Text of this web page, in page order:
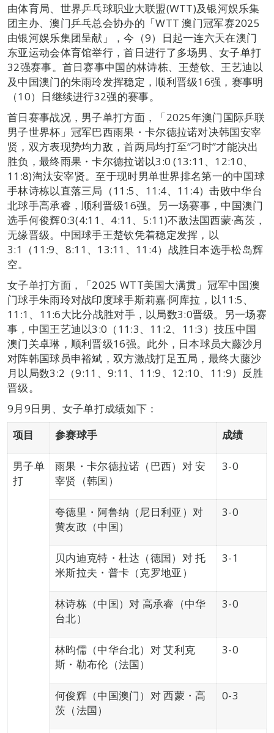
由体育局、世界乒乓球职业大联盟(WTT)及银河娱乐集
团主办、澳门乒乓总会协办的「WTT 澳门冠军赛2025
由银河娱乐集团呈献」，今（9）日起一连六天在澳门
东亚运动会体育馆举行，首日进行了多场男、女子单打
32强赛事。首日赛事中国的林诗栋、王楚钦、王艺迪以
及中国澳门的朱雨玲发挥稳定，顺利晋级16强，赛事明
（10）日继续进行32强的赛事。
首日赛事战况，男子单打方面，「2025年澳门国际乒联
男子世界杯」冠军巴西雨果・卡尔德拉诺对决韩国安宰
贤，双方表现势均力敌，首两局均打至“刁时”才能决出
胜负，最终雨果・卡尔德拉诺以3:0 (13:11、12:10、
11:8)淘汰安宰贤。至于现时男单世界排名第一的中国球
手林诗栋以直落三局（11:5、11:4、11:4）击败中华台
北球手高承睿，顺利晋级16强。另一场赛事，中国澳门
选手何俊辉0:3(4:11、4:11、5:11)不敌法国西蒙·高茨，
无缘晋级。中国球手王楚钦凭着稳定发挥，以
3:1（11:9、8:11、13:11、11:4）战胜日本选手松岛辉
空。
女子单打方面，「2025 WTT美国大满贯」冠军中国澳
门球手朱雨玲对战印度球手斯莉嘉·阿库拉，以11:5、
11:1、11:6大比分战胜对手，以局数3:0晋级。另一场赛
事，中国王艺迪以3:0（11:3、11:2、11:3）技压中国
澳门关卓琳，顺利晋级16强。此外，日本球员大藤沙月
对阵韩国球员申裕斌，双方激战打足五局，最终大藤沙
月以局数3:2（9:11、9:11、11:9、12:10、11:9）反胜
晋级。
9月9日男、女子单打成绩如下：
项目
参赛球手 成绩
男子单
打
雨果・卡尔德拉诺（巴西）对 安
宰贤（韩国）
3-0
夸德里・阿鲁纳（尼日利亚）对
黄友政（中国）
3-0
贝内迪克特・杜达（德国）对 托
米斯拉夫・普卡（克罗地亚）
3-1
林诗栋（中国）对 高承睿（中华
台北）
3-0
林昀儒（中华台北）对 艾利克
斯・勒布伦（法国）
3-0
何俊辉（中国澳门）对 西蒙・高
茨（法国）
0-3